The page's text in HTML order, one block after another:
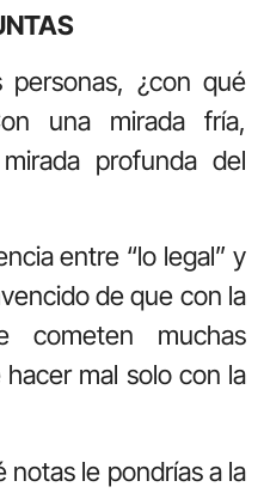
¿con qué
una mirada fría,
profunda del
entre “lo legal” y
de que con la
muchas
mal solo con la
notas le pondrías a la